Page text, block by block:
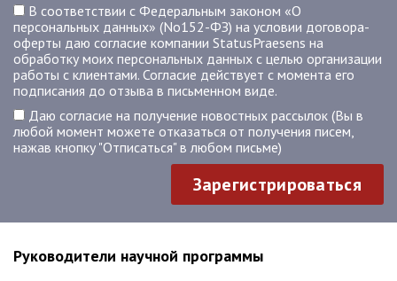
В соответствии с Федеральным законом «О
персональных данных» (No152-ФЗ) на условии договора-
оферты даю согласие компании StatusPraesens на
обработку моих персональных данных с целью организации
работы с клиентами. Согласие действует с момента его
подписания до отзыва в письменном виде.
Даю согласие на получение новостных рассылок (Вы в
любой момент можете отказаться от получения писем,
нажав кнопку "Отписаться" в любом письме)
Зарегистрироваться
Руководители научной программы